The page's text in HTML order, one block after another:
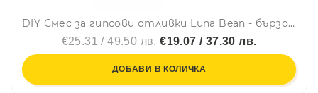
DIY Смес за гипсови отливки Luna Bean - бързо и лесно, чудесен семеен или романтичен жест
€25.31 / 49.50 лв.€19.07 / 37.30 лв.
ДОБАВИ В КОЛИЧКА